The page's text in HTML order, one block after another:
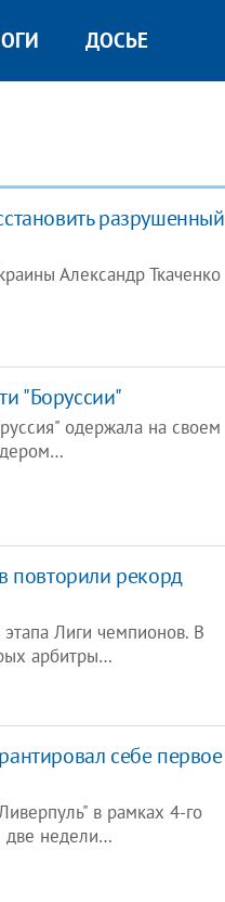
ДОСЬЕ
разрушенный
Александр Ткаченко
"Боруссии"
одержала на своем
повторили рекорд
Лиги чемпионов. В
арбитры…
себе первое
в рамках 4-го
две недели…